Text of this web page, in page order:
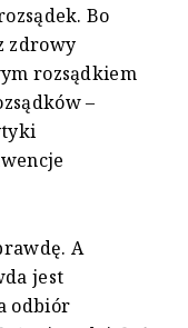
Bo
zdrowy
rozsądkiem
–
A
jest
odbiór